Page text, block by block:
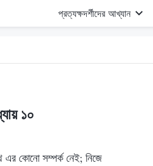
প্রত্যক্ষদর্শীদের আখ্যান
১০
এর কোনো সম্পর্ক নেই; নিজে